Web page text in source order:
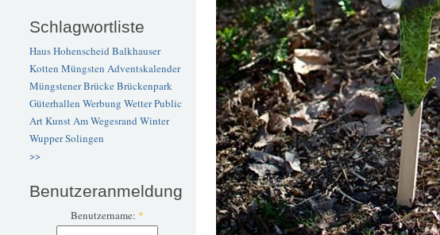
Schlagwortliste
Haus Hohenscheid Balkhauser
Kotten Müngsten Adventskalender
Müngstener BrückeBrückenpark
Güterhallen Werbung WetterPublic
ArtKunstAm Wegesrand Winter
WupperSolingen
>>
Benutzeranmeldung
Benutzername: *